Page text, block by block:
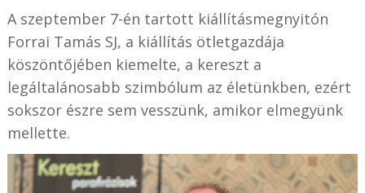
A szeptember 7-én tartott kiállításmegnyitón
Forrai Tamás SJ, a kiállítás ötletgazdája
köszöntőjében kiemelte, a kereszt a
legáltalánosabb szimbólum az életünkben, ezért
sokszor észre sem vesszünk, amikor elmegyünk
mellette.